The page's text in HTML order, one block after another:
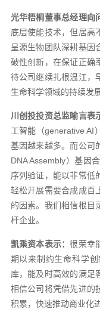
光华梧桐董事总经理向
底层使能技术，但居高
呈源生物团队深耕基因
破性创新，在保证正确
待公司继续扎根温江，
生命科学领域的持续发展
川创投投资总监喻言表
工智能（generative AI
基因越来越多。而公司
DNA Assembly）基因
序列验证，能以非常低
轻松开展需要合成成百
的因素。我们相信根目
杆企业。
凯乘资本表示：很荣幸
期以来制约生命科学
库，能及时高效的满足
相信公司将凭借先进的
积累，快速推动商业化